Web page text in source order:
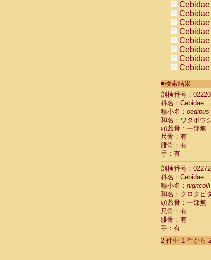
Cebidae
Cebidae
Cebidae
Cebidae
Cebidae
Cebidae
Cebidae
Cebidae
Cebidae
Cebidae
Cebidae
Cebidae
Cebidae
Cebidae
Cebidae
Cebidae
Cebidae
Cebidae
Cebidae
Cebidae
Cebidae
Cebidae
Cebidae
Cebidae
Atelidae
Atelidae
Atelidae
■検索結果
剖検番号：02220
科名：Cebidae
種小名： oedipus
和名：ワタボウ
頭蓋骨：一部無
尺骨：有
腓骨：有
手：有
剖検番号：02272
科名：Cebidae
種小名：
和名：クロクビ
頭蓋骨：一部無
尺骨：有
腓骨：有
手：有
2 件中 1 件から